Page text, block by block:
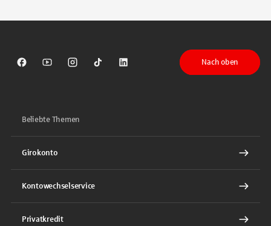
Sparkasse auf Facebook
Sparkasse auf Youtube
Sparkasse auf Instagram
Sparkasse auf TikTok
Sparkasse auf LinkedIn
Nach oben
Beliebte Themen
Girokonto
Kontowechselservice
Privatkredit